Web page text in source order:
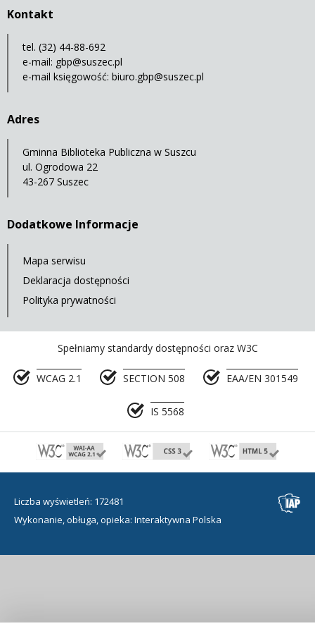
Kontakt
tel. (32) 44-88-692
e-mail: gbp@suszec.pl
e-mail księgowość: biuro.gbp@suszec.pl
Adres
Gminna Biblioteka Publiczna w Suszcu
ul. Ogrodowa 22
43-267 Suszec
Dodatkowe Informacje
Mapa serwisu
Deklaracja dostępności
Polityka prywatności
Spełniamy standardy dostępności oraz W3C
WCAG 2.1 SECTION 508 EAA/EN 301549
IS 5568
Liczba wyświetleń: 172481
Wykonanie, obługa, opieka: Interaktywna Polska